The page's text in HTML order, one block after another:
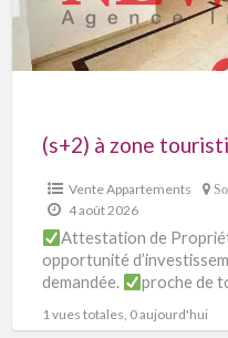
(s+2) à zone
Vente Appartements
4 août 2026
Attestation de
opportunité
demandée.
proche de
étage[…]
1 vues totales, 0 aujourd'hui